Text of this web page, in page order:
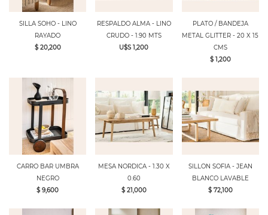
SILLA SOHO - LINO
RAYADO
$ 20,200
RESPALDO ALMA - LINO
CRUDO - 1.90 MTS
U$S 1,200
PLATO / BANDEJA
METAL GLITTER - 20 X 15
CMS
$ 1,200
CARRO BAR UMBRA
NEGRO
$ 9,600
MESA NORDICA - 1.30 X
0.60
$ 21,000
SILLON SOFIA - JEAN
BLANCO LAVABLE
$ 72,100